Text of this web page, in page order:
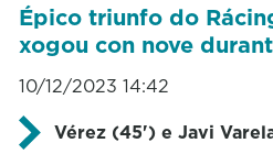
Épico triunfo do
xogou con nove
10/12/2023 14:42
Vérez (45') e Javi